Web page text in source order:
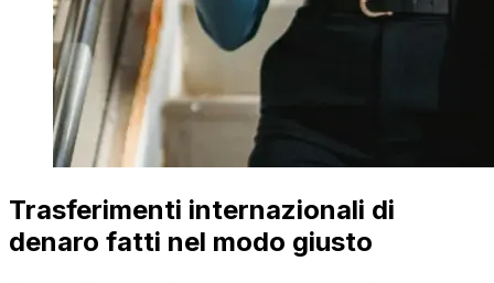
Trasferimenti internazionali di
denaro fatti nel modo giusto